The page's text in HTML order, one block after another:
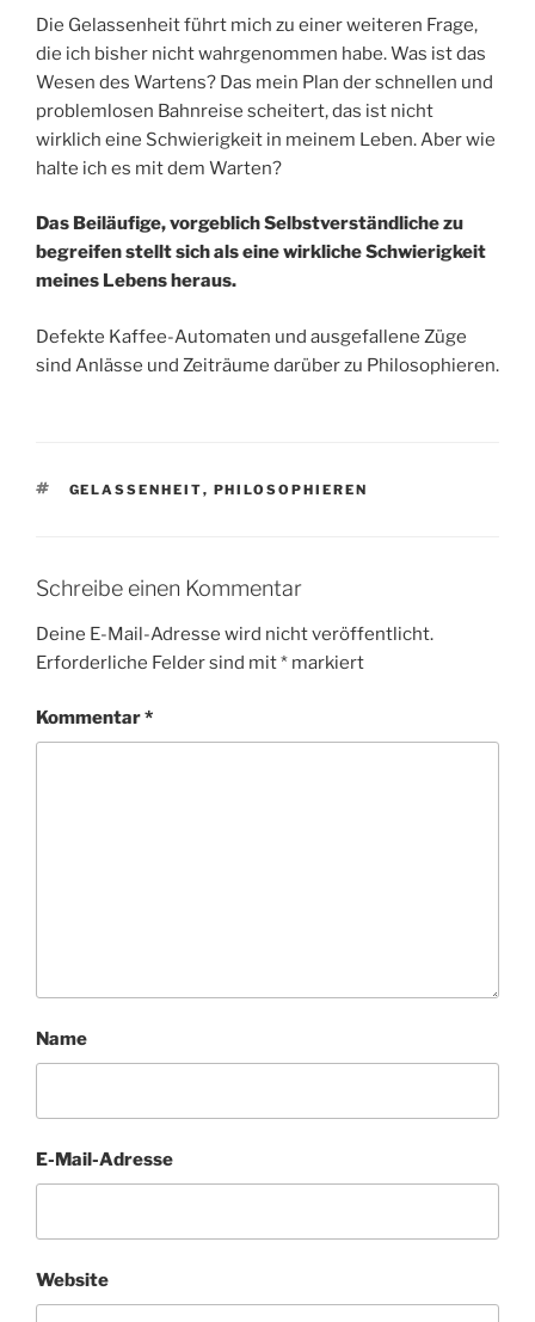
Die Gelassenheit führt mich zu einer weiteren Frage,
die ich bisher nicht wahrgenommen habe. Was ist das
Wesen des Wartens? Das mein Plan der schnellen und
problemlosen Bahnreise scheitert, das ist nicht
wirklich eine Schwierigkeit in meinem Leben. Aber wie
halte ich es mit dem Warten?
Das Beiläufige, vorgeblich Selbstverständliche zu
begreifen stellt sich als eine wirkliche Schwierigkeit
meines Lebens heraus.
Defekte Kaffee-Automaten und ausgefallene Züge
sind Anlässe und Zeiträume darüber zu Philosophieren.
SCHLAGWÖRTER
GELASSENHEIT, PHILOSOPHIEREN
Schreibe einen Kommentar
Deine E-Mail-Adresse wird nicht veröffentlicht.
Erforderliche Felder sind mit* markiert
Kommentar*
Name
E-Mail-Adresse
Website